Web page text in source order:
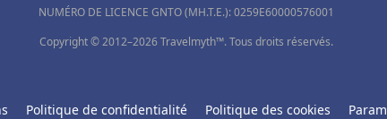
NUMÉRO DE LICENCE GNTO (MH.T.E.): 0259Ε60000576001
Copyright © 2012–2026 Travelmyth™. Tous droits réservés.
Politique de confidentialité Politique des cookies